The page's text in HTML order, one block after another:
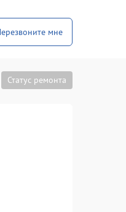
мне
Статус ремонта